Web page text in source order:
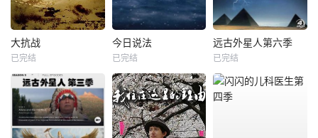
大抗战
已完结
今日说法
已完结
远古外星人第六季
已完结